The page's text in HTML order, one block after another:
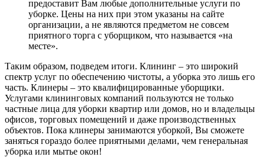
предоставит Вам любые дополнительные услуги по
уборке. Цены на них при этом указаны на сайте
организации, а не являются предметом не совсем
приятного торга с уборщиком, что называется «на
месте».
Таким образом, подведем итоги. Клининг – это широкий
спектр услуг по обеспечению чистоты, а уборка это лишь его
часть. Клинеры – это квалифицированные уборщики.
Услугами клининговых компаний пользуются не только
частные лица для уборки квартир или домов, но и владельцы
офисов, торговых помещений и даже производственных
объектов. Пока клинеры занимаются уборкой, Вы сможете
заняться гораздо более приятными делами, чем генеральная
уборка или мытье окон!